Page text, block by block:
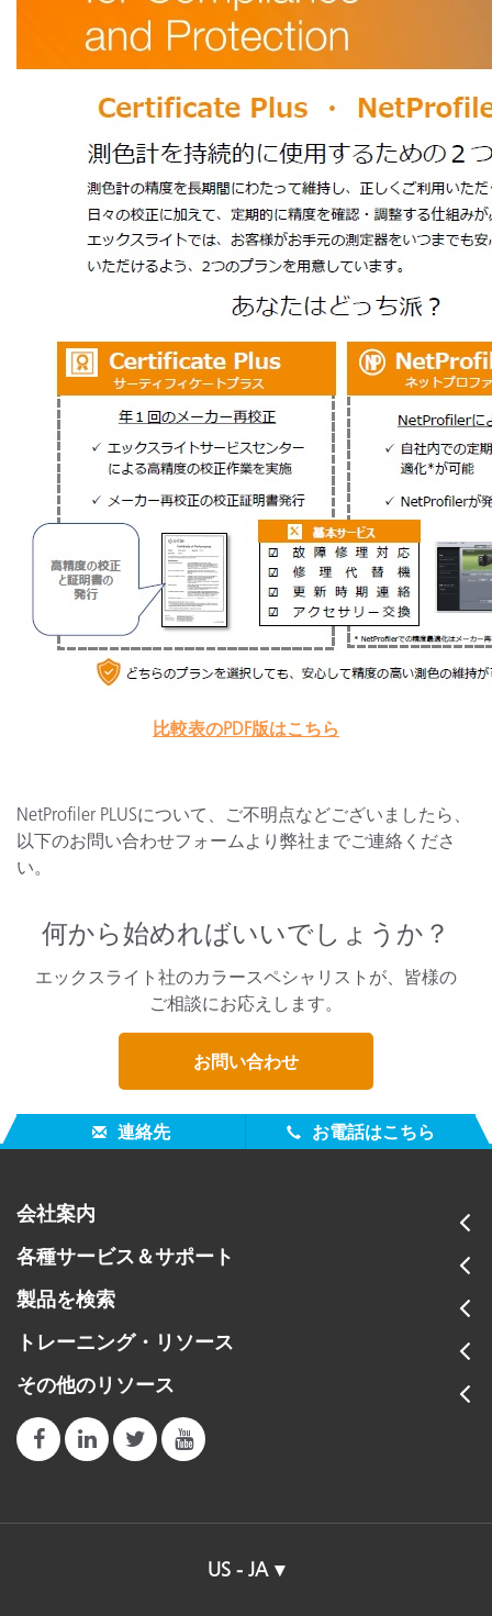
比較表のPDF版はこちら
NetProfiler PLUSについて、ご不明点などございましたら、
以下のお問い合わせフォームより弊社までご連絡くださ
い。
何から始めればいいでしょうか？
エックスライト社のカラースペシャリストが、皆様の
ご相談にお応えします。
お問い合わせ
連絡先 お電話はこちら
会社案内
各種サービス＆サポート
製品を検索
トレーニング・リソース
その他のリソース
US - JA